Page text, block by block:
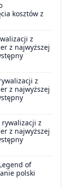
kosztów z
z
z najwyższej
z
z najwyższej
z
z najwyższej
of
polski